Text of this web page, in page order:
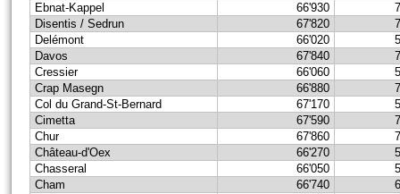
Ebnat-Kappel
66'930
Disentis / Sedrun
67'820
Delémont
66'020
Davos
67'840
Cressier
66'060
Crap Masegn
66'880
Col du Grand-St-Bernard
67'170
Cimetta
67'590
Chur
67'860
Château-d'Oex
66'270
Chasseral
66'050
Cham
66'740